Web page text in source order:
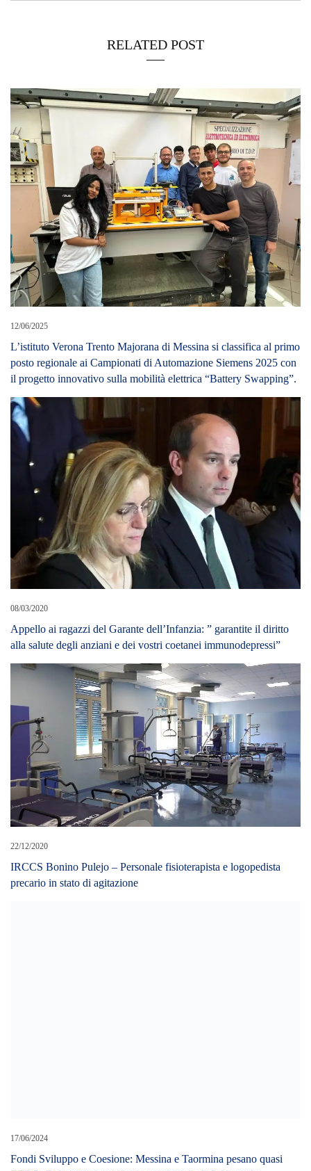
RELATED POST
12/06/2025
L’istituto Verona Trento Majorana di Messina si classifica al primo
posto regionale ai Campionati di Automazione Siemens 2025 con
il progetto innovativo sulla mobilità elettrica “Battery Swapping”.
08/03/2020
Appello ai ragazzi del Garante dell’Infanzia: ” garantite il diritto
alla salute degli anziani e dei vostri coetanei immunodepressi”
22/12/2020
IRCCS Bonino Pulejo – Personale fisioterapista e logopedista
precario in stato di agitazione
17/06/2024
Fondi Sviluppo e Coesione: Messina e Taormina pesano quasi